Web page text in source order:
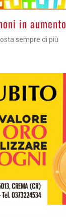
in aumento
sempre di più